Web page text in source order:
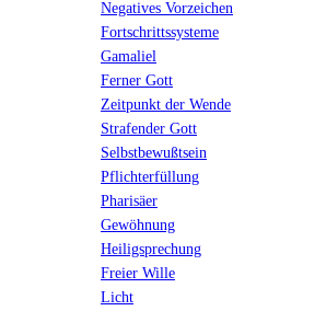
Negatives Vorzeichen
Fortschrittssysteme
Gamaliel
Ferner Gott
Zeitpunkt der Wende
Strafender Gott
Selbstbewußtsein
Pflichterfüllung
Pharisäer
Gewöhnung
Heiligsprechung
Freier Wille
Licht